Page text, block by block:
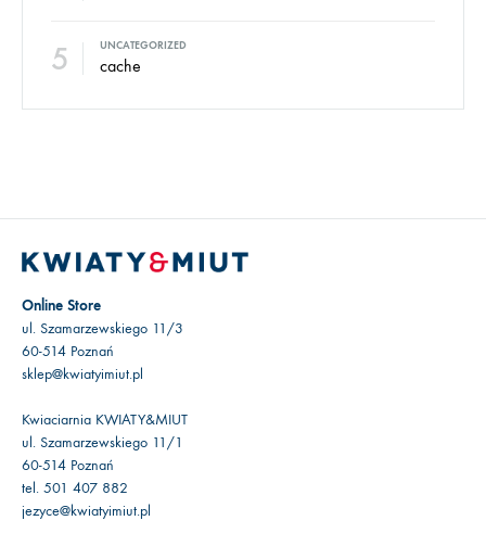
5 UNCATEGORIZED
cache
Online Store
ul. Szamarzewskiego 11/3
60-514 Poznań
sklep@kwiatyimiut.pl
Kwiaciarnia KWIATY&MIUT
ul. Szamarzewskiego 11/1
60-514 Poznań
tel. 501 407 882
jezyce@kwiatyimiut.pl